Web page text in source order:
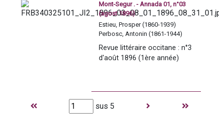
occitane : actes du VIIIe
Congrès de l'AIEO,...," 2009)
- 2e époque 1901-1904 :
Imprimée à Rennes-le-
Château, à domicile chez
Estieu, comme "revista
pour l'affirmation d'une
Mont-Segur . - Annada 01, n°03
(agost 1896)
Estieu, Prosper (1860-1939)
Perbosc, Antonin (1861-1944)
Revue littéraire occitane : n°3
d'août 1896 (1ère année)
sus 5